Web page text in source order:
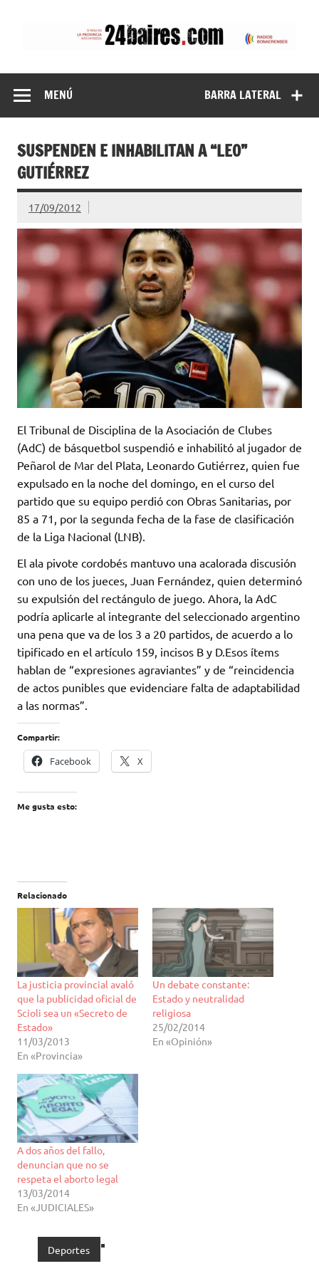
BARRA LATERAL
MENÚ
SUSPENDEN E INHABILITAN A “LEO”
GUTIÉRREZ
17/09/2012
El Tribunal de Disciplina de la Asociación de Clubes
(AdC) de básquetbol suspendió e inhabilitó al jugador de
Peñarol de Mar del Plata, Leonardo Gutiérrez, quien fue
expulsado en la noche del domingo, en el curso del
partido que su equipo perdió con Obras Sanitarias, por
85 a 71, por la segunda fecha de la fase de clasificación
de la Liga Nacional (LNB).
El ala pivote cordobés mantuvo una acalorada discusión
con uno de los jueces, Juan Fernández, quien determinó
su expulsión del rectángulo de juego. Ahora, la AdC
podría aplicarle al integrante del seleccionado argentino
una pena que va de los 3 a 20 partidos, de acuerdo a lo
tipificado en el artículo 159, incisos B y D.Esos ítems
hablan de “expresiones agraviantes” y de “reincidencia
de actos punibles que evidenciare falta de adaptabilidad
a las normas”.
Compartir:
Facebook X
Me gusta esto:
Relacionado
La justicia provincial avaló
que la publicidad oficial de
Scioli sea un «Secreto de
Estado»
11/03/2013
En «Provincia»
Un debate constante:
Estado y neutralidad
religiosa
25/02/2014
En «Opinión»
A dos años del fallo,
denuncian que no se
respeta el aborto legal
13/03/2014
En «JUDICIALES»
Deportes